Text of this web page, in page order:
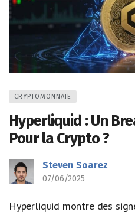
CRYPTOMONNAIE
Hyperliquid : Un
Pour la Crypto ?
Steven Soarez
07/06/2025
Hyperliquid montre des